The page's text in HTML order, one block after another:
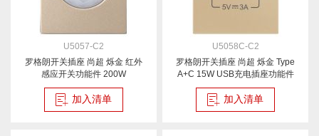
U5057-C2
罗格朗开关插座 尚超 烁金 红外
感应开关功能件 200W
加入清单
U5058C-C2
罗格朗开关插座 尚超 烁金 Type
A+C 15W USB充电插座功能件
加入清单